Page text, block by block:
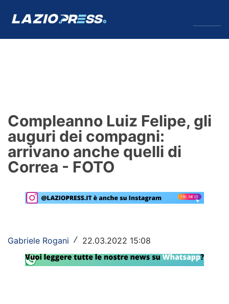
Formello
Infortuni
Primavera
Calciomercato
Rassegna Lazio
Social
Compleanno Luiz Felipe, gli
auguri dei compagni:
arrivano anche quelli di
Correa - FOTO
Gabriele Rogani / 22.03.2022 15:08